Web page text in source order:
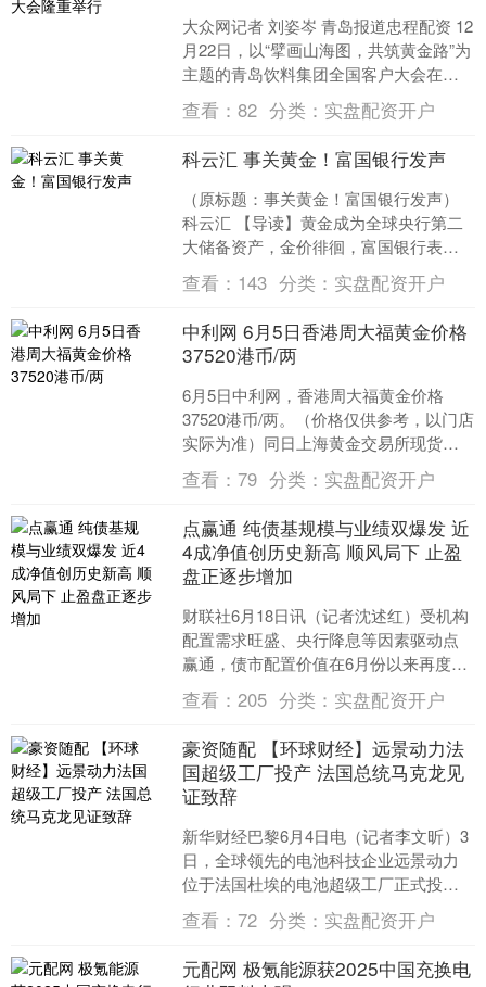
大众网记者 刘姿岑 青岛报道忠程配资 12
月22日，以“擘画山海图，共筑黄金路”为
主题的青岛饮料集团全国客户大会在青
岛海天大酒店隆重举行。青岛啤酒集团
党委书记、....
查看：82 分类： 实盘配资开户
科云汇 事关黄金！富国银行发声
（原标题：事关黄金！富国银行发声）
科云汇 【导读】黄金成为全球央行第二
大储备资产，金价徘徊，富国银行表示
等待入场时点 见习记者 纪瑶 受创纪录的
购买量和金价飙升....
查看： 143 分类： 实盘配资开户
中利网 6月5日香港周大福黄金价格
37520港币/两
6月5日中利网，香港周大福黄金价格
37520港币/两。（价格仅供参考，以门店
实际为准）同日上海黄金交易所现货黄
金AU9999最新价为781.98元/克。 以上
内....
查看：79 分类： 实盘配资开户
点赢通 纯债基规模与业绩双爆发 近
4成净值创历史新高 顺风局下 止盈
盘正逐步增加
财联社6月18日讯（记者沈述红）受机构
配置需求旺盛、央行降息等因素驱动点
赢通，债市配置价值在6月份以来再度受
到市场关注。 经财联社记者统计，截至6
月13日，全市....
查看：205 分类： 实盘配资开户
豪资随配 【环球财经】远景动力法
国超级工厂投产 法国总统马克龙见
证致辞
新华财经巴黎6月4日电（记者李文昕）3
日，全球领先的电池科技企业远景动力
位于法国杜埃的电池超级工厂正式投产
豪资随配，法国总统马克龙出席仪式见
证。 据悉，该工厂年....
查看：72 分类： 实盘配资开户
元配网 极氪能源获2025中国充换电